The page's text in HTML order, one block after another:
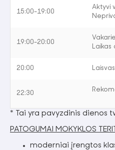
15:00-19:00
Aktyvi
19:00-20:00
Laikas
20:00
22:30
* Tai yra pavyzdinis dienos
PATOGUMAI MOKYKLOS
moderniai įrengtos